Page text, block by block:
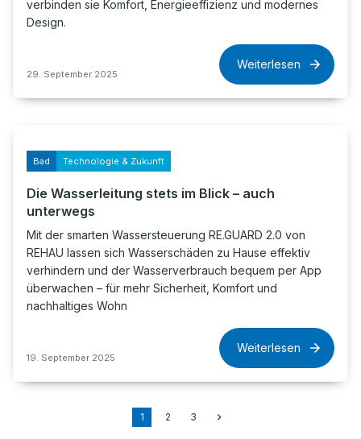
verbinden sie Komfort, Energieeffizienz und modernes
Design.
29. September 2025
Weiterlesen
Bad Technologie & Zukunft
Die Wasserleitung stets im Blick – auch
unterwegs
Mit der smarten Wassersteuerung RE.GUARD 2.0 von
REHAU lassen sich Wasserschäden zu Hause effektiv
verhindern und der Wasserverbrauch bequem per App
überwachen – für mehr Sicherheit, Komfort und
nachhaltiges Wohn
19. September 2025
Weiterlesen
1 2 3